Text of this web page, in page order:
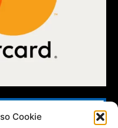
Cookie